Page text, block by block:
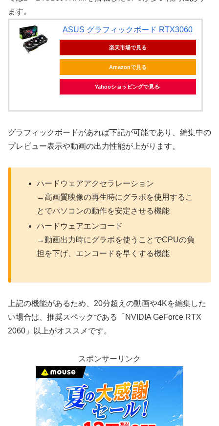
ます。
ASUS グラフィックボード RTX3060
楽天市場で見る
Amazonで見る
Yahooショッピングで見る
グラフィックボードがあれば下記が可能であり、編集中の
プレビュー表示や動画の出力性能が上がります。
ハードウェアアクセラレーション
→高画質映像の再生時にグラボを使用するこ
とでパソコンの動作を安定させる機能
ハードウェアエンコード
→動画出力時にグラボを使うことでCPUの負
担を下げ、エンコードを早くする機能
上記の機能があるため、20分超えの動画や4Kを編集した
い場合は、推奨スペックである「NVIDIA GeForce RTX
2060」以上がオススメです。
スポンサーリンク